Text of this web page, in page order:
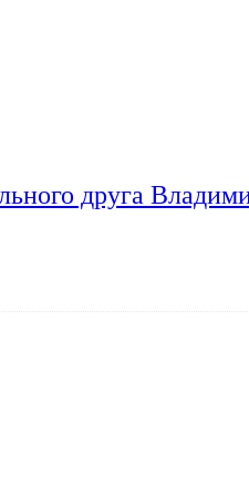
друга